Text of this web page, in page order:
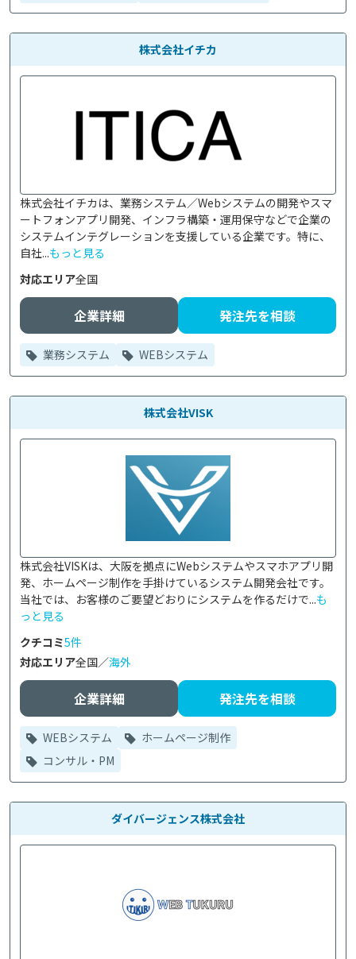
株式会社イチカ
株式会社イチカは、業務システム／Webシステムの開発やスマ
ートフォンアプリ開発、インフラ構築・運用保守などで企業の
システムインテグレーションを支援している企業です。特に、
自社...もっと見る
対応エリア全国
企業詳細 発注先を相談
業務システム WEBシステム
株式会社VISK
株式会社VISKは、大阪を拠点にWebシステムやスマホアプリ開
発、ホームページ制作を手掛けているシステム開発会社です。
当社では、お客様のご要望どおりにシステムを作るだけで...も
っと見る
クチコミ5件
対応エリア全国／海外
企業詳細 発注先を相談
WEBシステム
ホームページ制作
コンサル・PM
ダイバージェンス株式会社